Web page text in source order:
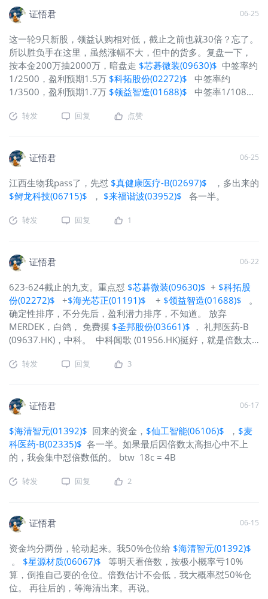
据中心相关的报道在股市话题占比稳定
变了。达芬奇的《蒙娜丽莎》画成那
样，我们能上去添两笔吗？不行，后人
只有瞻仰和保护的份儿。但中国艺术就
博大精深了。一幅名作越是受人推崇，
它外观的变化就越多。鉴赏家和收藏者
通常会将题跋和印章覆盖在原作上，以
求在大师作品上留下自己的印记。比如
《千里江山图》，上面有39个印章与题
字。作品本身就是一个不断变化的过
是留下了一道痕迹，他没有办法排除这
个痕迹在时间的流
破灭的触发条件已经出现。还有早就看
空的达利欧，和手握创纪录现金的伯克
希尔。至于多头，那就数不清了。孙正
义回击：“AI革命才刚刚开始，称其为泡
沫是对AI的亵渎”。看着像水火不容的分
歧。 存储业绩确实牛，$美光科技
(MU)$ 85%的毛利率秒杀英伟达，台积
电。指引更是炸裂。主要是巨头都在抢
货。芯片领域，英伟达为王，但亚马逊
元订单，还有AMD高调入局，背后抢的
都是三大存储的HBM。且缺货已传导至
下游，上周
$苹果(AAPL)$与微软产品
已大幅提价。 K型分化的另一端，数一
数中际旭创员工，1万人出头。对比一
下，差不多市值的高端制造，宁德时
数据中心，每个吉瓦大概招聘150-300
人。接下来用英伟达最新款，一个机柜
910万美元，一个吉瓦需要3557个机
柜，对应470亿美元，超过了建造3艘最
新型核动力航空母舰的资金。只需要10
名员工，10名员工！！？？我去......对
比一下，那三艘核动力航母，还需要
的AI，将在市场上抢夺数以万计的初创
韩市场交易额前十大的公司成交的占比
都已经到了98%甚至更高的分位。大部
分A股YTD已经转负收益了。可能持有指
数的体感还好些
证悟君 06-25
这一轮9只新股，领益认购相对低，截止之前也就30倍？忘了。
所以胜负手在这里，虽然涨幅不大，但中的货多。复盘一下，
按本金200万抽2000万，暗盘走 $芯碁微装(09630)$ 中签率约
1/2500，盈利预期1.5万 $科拓股份(02272)$
中签率约
1/3500，盈利预期1.7万 $领益智造(01688)$
中签率1/108，
万 $中科闻歌(01956)$
中签率1/1500，盈利预期1万 领益已
保证与承诺。更多信息
转发 回复 点赞
证悟君 06-25
江西生物我pass了，先怼 $真健康医疗-B(02697)$
，多出来的
$鲟龙科技(06715)$
， $来福谐波(03952)$ 各一半。
转发 回复 1
证悟君 06-22
623-624截止的九支。重点怼 $芯碁微装(09630)$ + $科拓股
份(02272)$
+$海光芯正(01191)$ + $领益智造(01688)$
。
确定性排序，不分先后，盈利潜力排序，不知道。 放弃
MERDEK，白鸽， 免费摸 $圣邦股份(03661)$ ， 礼邦医药-B
(09637.HK)，中科。 中科闻歌 (01956.HK)挺好，就是倍数太
按过往经历，我经常错，建议你参考不同的答案，渡自己的彼
证与承诺。更多信息
转发 回复 3
证悟君 06-17
$海清智元(01392)$ 回来的资金， $仙工智能(06106)$ ， $麦
科医药-B(02335)$ 各一半。如果最后因倍数太高担心中不上
的，我会集中怼倍数低的。 btw 18c = 4B
转发 回复 2
证悟君 06-15
资金均分两份，轮动起来。我50%仓位给 $海清智元(01392)$
。 $星源材质(06067)$
等明天看倍数，按极小概率亏10%
算，倒推自己要的仓位。倍数估计不会低，我大概率怼50%仓
位。 再往后的，等海清出来。再说。